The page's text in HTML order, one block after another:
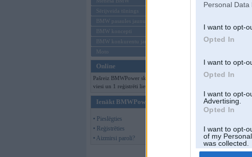
Personal
I want to opt-
Opted In
I want to opt-
Opted In
I want to opt-
Advertising.
Opted In
I want to opt-
of my
was collected.
Opted Out
Sērijveida tūnings
BMW pasaules jaunumi
BMW koncepti
BMW konkurentu jaunumi
Moto
Online
Pašreiz BMWPower skatās 113
viesi un 1 reģistrēti lietotāji.
Ienākt BMWPower
• Pieslēgties
• Reģistrēties
• Aizmirsi paroli?